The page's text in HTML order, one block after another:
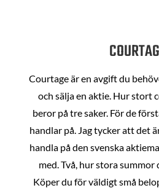
Courtage är en avgift du
och sälja en aktie. Hur stort
beror på tre saker. För de
handlar på. Jag tycker att det
handla på den svenska
med. Två, hur stora summor
Köper du för väldigt små